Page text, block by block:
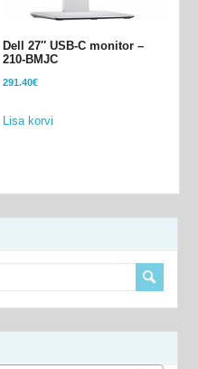
Dell 27″ USB-C monitor –
210-BMJC
291.40€
Lisa korvi